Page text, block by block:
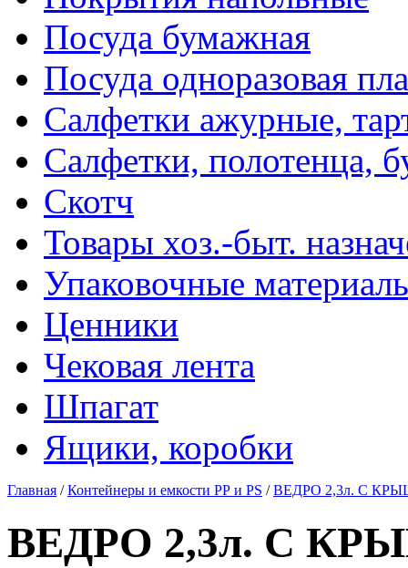
Посуда бумажная
Посуда одноразовая
Салфетки ажурные,
Салфетки, полотенца,
Скотч
Товары хоз.-быт.
Упаковочные
Ценники
Чековая лента
Шпагат
Ящики, коробки
Главная /Контейнеры и емкости РР и PS /ВЕДРО 2,3л. С
ВЕДРО 2,3л. С